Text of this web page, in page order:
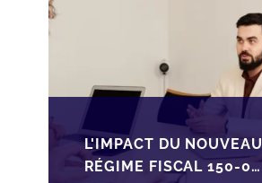
L'IMPACT DU NOUVEAU
RÉGIME FISCAL 150-0